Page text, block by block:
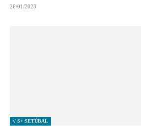
26/01/2023
// S+ SETÚBAL